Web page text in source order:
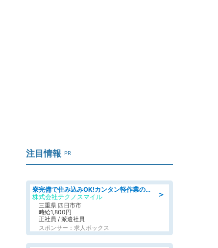
注目情報 PR
＞
寮完備で住み込みOK!カンタン軽作業のお仕事 denso aichi
株式会社テクノスマイル
三重県 四日市市
時給1,800円
正社員 / 派遣社員
スポンサー：求人ボックス